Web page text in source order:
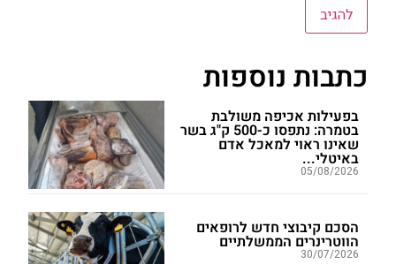
כתבות נוספות
בפעילות אכיפה משולבת
בטמרה: נתפסו כ-500 ק"ג בשר
שאינו ראוי למאכל אדם
באיטלי...
05/08/2026
הסכם קיבוצי חדש לרופאים
הווטרינרים הממשלתיים
30/07/2026